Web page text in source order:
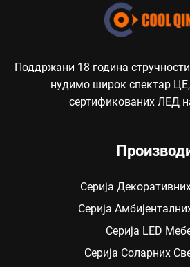
Поддржани 18 година
нудимо широк спектар
сертификованих ЛЕД
Серија
Серија
Серија LED
Серија Соларних